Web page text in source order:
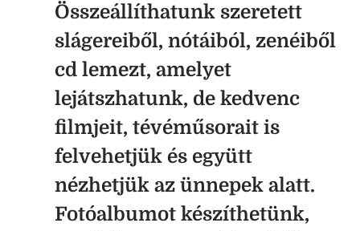
Összeállíthatunk szeretett
slágereiből, nótáiból, zenéiből
cd lemezt, amelyet
lejátszhatunk, de kedvenc
filmjeit, tévéműsorait is
felvehetjük és együtt
nézhetjük az ünnepek alatt.
Fotóalbumot készíthetünk,